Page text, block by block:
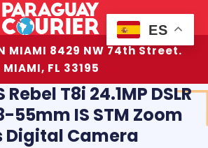
MIAMI 8429 NW 74th Street.
MIAMI, FL 33195
Rebel T8i 24.1MP DSLR
55mm IS STM Zoom
Digital Camera
ES